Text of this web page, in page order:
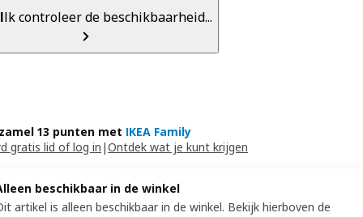
Ik controleer de beschikbaarheid...
13 punten met IKEA Family
gratis lid of log in |Ontdek wat je kunt krijgen
beschikbaar in de winkel
artikel is alleen beschikbaar in de winkel. Bekijk hierboven de